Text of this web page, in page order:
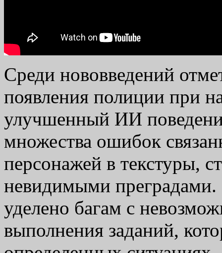
Среди нововведений
появления полиции при
улучшенный ИИ
множества ошибок
персонажей в текстуры,
невидимыми
уделено багам с
выполнения заданий,